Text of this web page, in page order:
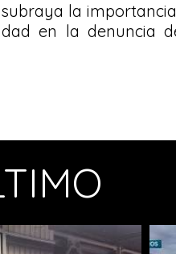
subraya la
en la denuncia